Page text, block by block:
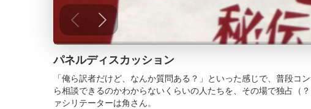
パネルディスカッション
「俺ら訳者だけど、なんか質問ある？」といった感じで、普段コ
ら相談できるのかわからないくらいの人たちを、その場で独占（
ァシリテーターは角さん。